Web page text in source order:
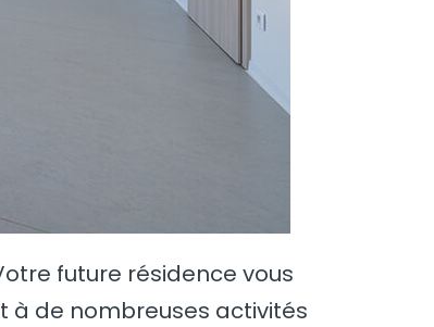
future résidence vous
à de nombreuses activités